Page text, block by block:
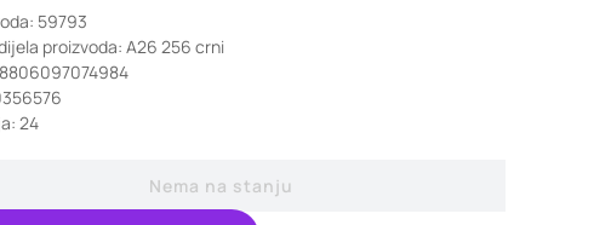
59793
proizvoda: A26 256 crni
24
Nema na stanju